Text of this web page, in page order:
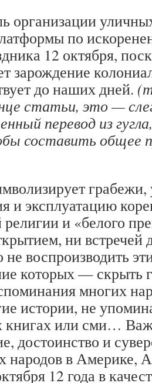
организации
по
12 октября,
зарождение
до наших дней.
статьи, это —
перевод из
составить общее
грабежи,
и эксплуатацию
религии и «белого
ни встречей
воспроизводить
которых — скрыть
многих
истории, не
или сми…
достоинство и
народов в Америке,
12 года в